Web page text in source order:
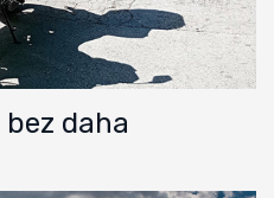
daha